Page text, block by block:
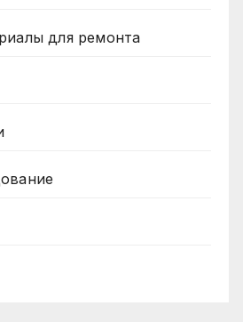
для ремонта